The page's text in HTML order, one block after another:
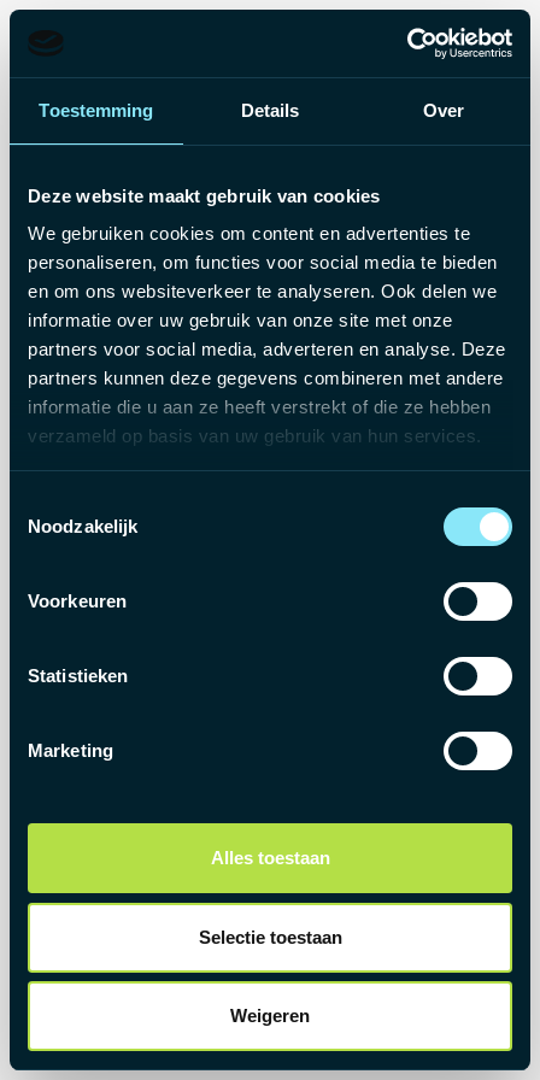
Toestemming Details Over
Deze website maakt gebruik van cookies
We gebruiken cookies om content en advertenties te
personaliseren, om functies voor social media te bieden
en om ons websiteverkeer te analyseren. Ook delen we
informatie over uw gebruik van onze site met onze
partners voor social media, adverteren en analyse. Deze
partners kunnen deze gegevens combineren met andere
informatie die u aan ze heeft verstrekt of die ze hebben
verzameld op basis van uw gebruik van hun services.
Noodzakelijk
Voorkeuren
Statistieken
Marketing
Alles toestaan
Selectie toestaan
Weigeren
Deze vacature is niet
langer beschikbaar